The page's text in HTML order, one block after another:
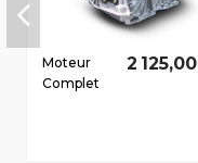
Moteur
Complet
2